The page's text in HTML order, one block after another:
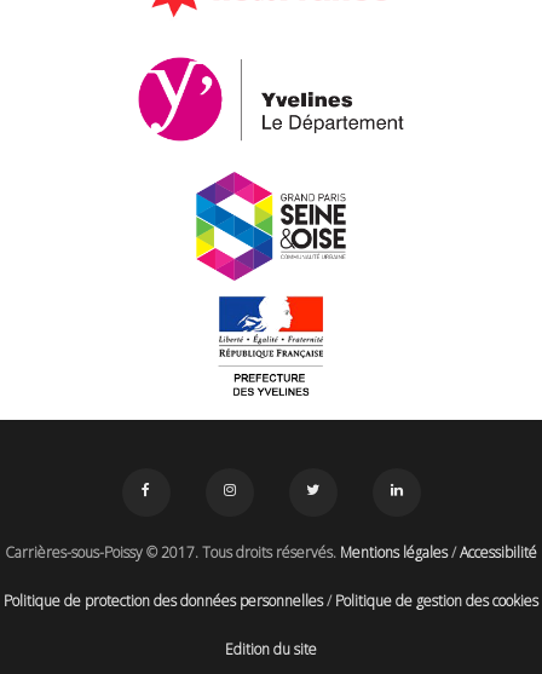
Carrières-sous-Poissy © 2017. Tous droits réservés. Mentions légales/Accessibilité
Politique de protection des données personnelles/Politique de gestion des cookies
Edition du site